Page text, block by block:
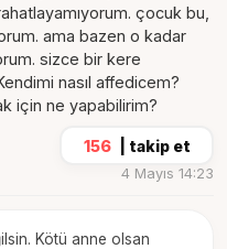
çocuk bu,
ama bazen o kadar
sizce bir kere
nasıl affedicem?
için ne yapabilirim?
156 takip et
4 Mayıs 14:23
Kötü anne olsan